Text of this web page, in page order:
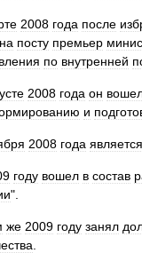
2008 года после
на посту премьер
по внутренней
2008 года он
и
2008 года является
году вошел в состав
".
же 2009 году занял